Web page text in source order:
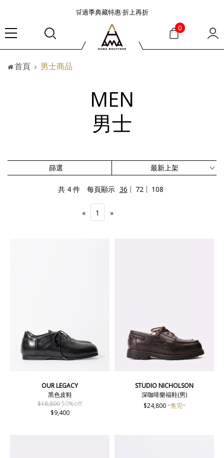
🛒過季典藏特惠·折上再折
👜大容量包款美學從不只是收納
『折扣』降臨，將時髦夏季全部收藏
🟤「萬元初」入手HEREU小眾靜奢品牌包款
🟤TODS的義大利經典美學超越了短暫流行
👜大容量包款美學從不只是收納
『折扣』降臨，將時髦夏季全部收藏
🟤「萬元初」入手HEREU小眾靜奢品牌包款
0
首頁 男士商品
MEN
男士
篩選
共 4 件 每頁顯示 36 72 108
« 1 »
OUR LEGACY
黑色皮鞋
$18,80050%off
$9,400
STUDIO NICHOLSON
深咖啡樂福鞋(男)
$24,800 售完